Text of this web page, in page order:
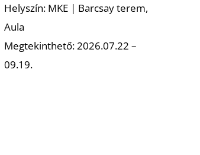
Helyszín: MKE | Barcsay terem,
Aula
Megtekinthető: 2026.07.22 –
09.19.